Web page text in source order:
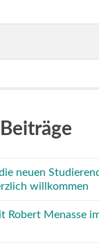
neuen
willkommen
Robert Menasse